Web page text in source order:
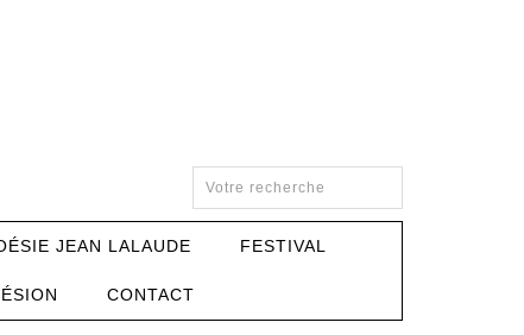
JEAN LALAUDE FESTIVAL
CONTACT